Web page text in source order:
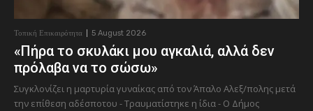
Τοπική Επικαιρότητα 5 August 2026
«Πήρα το σκυλάκι μου αγκαλιά, αλλά δεν
πρόλαβα να το σώσω»
Συγκλονίζει η μαρτυρία γυναίκας από τον Άπαλο Αλεξ/πολης μετά
την επίθεση αδέσποτου - Τραυματίστηκε η ίδια - Ο Δήμος